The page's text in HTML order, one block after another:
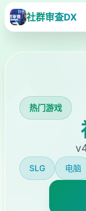
社群审查DX
热门游戏
SLG 电脑